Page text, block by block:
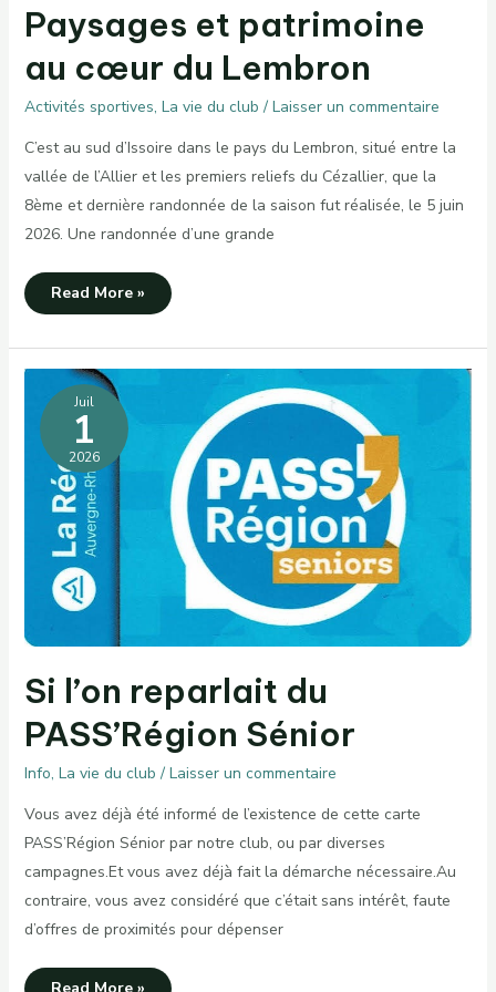
Paysages et patrimoine
au cœur du Lembron
Activités sportives, La vie du club / Laisser un commentaire
C’est au sud d’Issoire dans le pays du Lembron, situé entre la
vallée de l’Allier et les premiers reliefs du Cézallier, que la
8ème et dernière randonnée de la saison fut réalisée, le 5 juin
2026. Une randonnée d’une grande
Paysages
cœur
du
Lembron
Read More »
Juil
1
2026
Si l’on reparlait du
PASS’Région Sénior
Info, La vie du club / Laisser un commentaire
Vous avez déjà été informé de l’existence de cette carte
PASS’Région Sénior par notre club, ou par diverses
campagnes.Et vous avez déjà fait la démarche nécessaire.Au
contraire, vous avez considéré que c’était sans intérêt, faute
d’offres de proximités pour dépenser
Si
Read More »